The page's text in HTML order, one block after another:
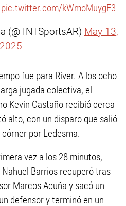
pic.twitter.com/kWmoMuygE3
(@TNTSportsAR) May 13,
2025
fue para River. A los ocho
jugada colectiva, el
Kevin Castaño recibió cerca
alto, con un disparo que salió
por Ledesma.
vez a los 28 minutos,
Barrios recuperó tras
Marcos Acuña y sacó un
defensor y terminó en un